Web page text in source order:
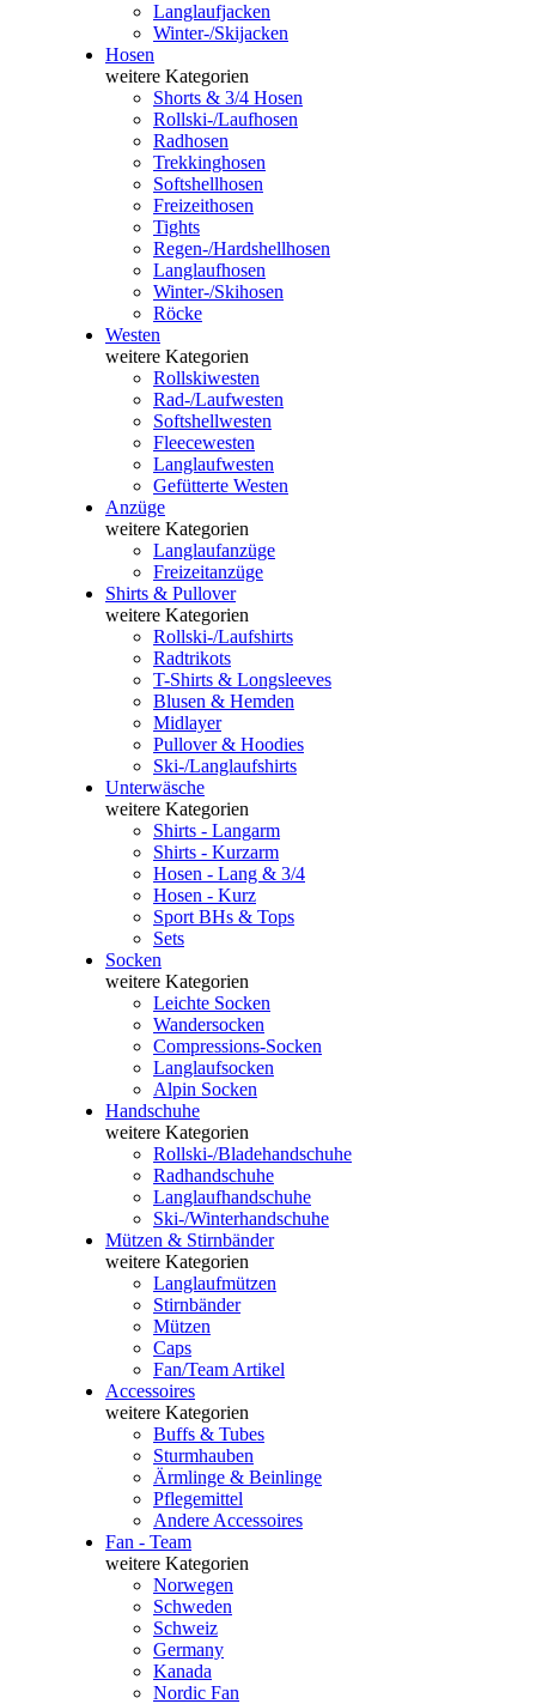
Langlaufjacken
Winter-/Skijacken
Hosen
weitere Kategorien
Shorts & 3/4 Hosen
Rollski-/Laufhosen
Radhosen
Trekkinghosen
Softshellhosen
Freizeithosen
Tights
Regen-/Hardshellhosen
Langlaufhosen
Winter-/Skihosen
Röcke
Westen
weitere Kategorien
Rollskiwesten
Rad-/Laufwesten
Softshellwesten
Fleecewesten
Langlaufwesten
Gefütterte Westen
Anzüge
weitere Kategorien
Langlaufanzüge
Freizeitanzüge
Shirts & Pullover
weitere Kategorien
Rollski-/Laufshirts
Radtrikots
T-Shirts & Longsleeves
Blusen & Hemden
Midlayer
Pullover & Hoodies
Ski-/Langlaufshirts
Unterwäsche
weitere Kategorien
Shirts - Langarm
Shirts - Kurzarm
Hosen - Lang & 3/4
Hosen - Kurz
Sport BHs & Tops
Sets
Socken
weitere Kategorien
Leichte Socken
Wandersocken
Compressions-Socken
Langlaufsocken
Alpin Socken
Handschuhe
weitere Kategorien
Rollski-/Bladehandschuhe
Radhandschuhe
Langlaufhandschuhe
Ski-/Winterhandschuhe
Mützen & Stirnbänder
weitere Kategorien
Langlaufmützen
Stirnbänder
Mützen
Caps
Fan/Team Artikel
Accessoires
weitere Kategorien
Buffs & Tubes
Sturmhauben
Ärmlinge & Beinlinge
Pflegemittel
Andere Accessoires
Fan - Team
weitere Kategorien
Norwegen
Schweden
Schweiz
Germany
Kanada
Nordic Fan